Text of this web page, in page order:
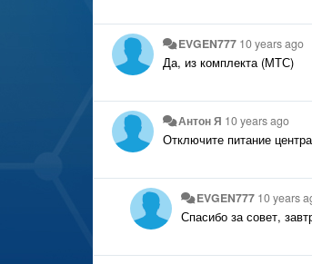
EVGEN777 10 years ago
Да, из комплекта (МТС)
Антон Я 10 years ago
Отключите питание
EVGEN777 10 years
Спасибо за совет,